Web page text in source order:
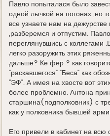
Павло попыталася было
одной лычкой на погонах ,но
все узнаете нам на
,разберемся и отпустим.
переглянувшись с коллегами
легко разоружить этих
дальше? Ке фер ? как
"раскавшегося" "Беса" как
"ЭФ". А имея на хвосте вот
более проблемно. Антона
старшина(подполковник) с
как у полковника бывшей
Его привели в кабинет на всю